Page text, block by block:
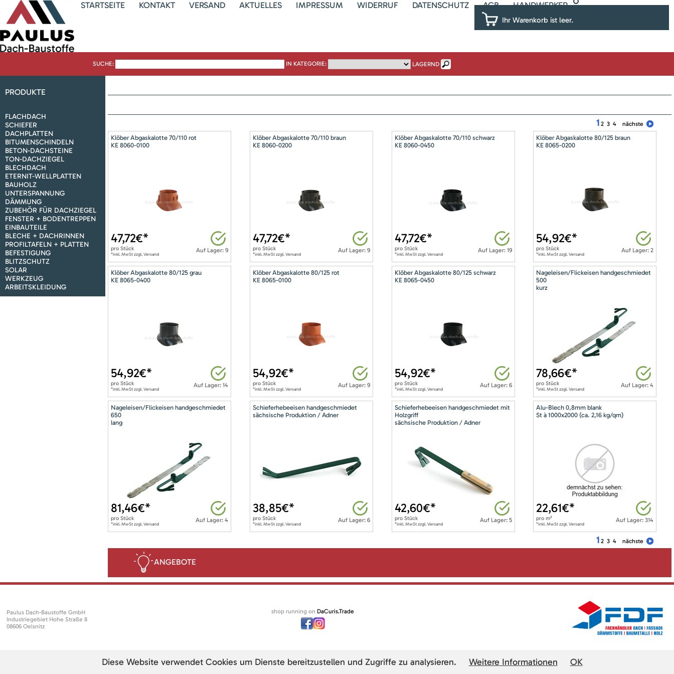
STARTSEITE KONTAKT VERSAND AKTUELLES IMPRESSUM WIDERRUF DATENSCHUTZ AGB HANDWERKER
Ihr Warenkorb ist leer.
SUCHE: IN KATEGORIE: LAGERND
PRODUKTE
FLACHDACH
SCHIEFER
DACHPLATTEN
BITUMENSCHINDELN
BETON-DACHSTEINE
TON-DACHZIEGEL
BLECHDACH
ETERNIT-WELLPLATTEN
BAUHOLZ
UNTERSPANNUNG
DÄMMUNG
ZUBEHÖR FÜR DACHZIEGEL
FENSTER + BODENTREPPEN
EINBAUTEILE
BLECHE + DACHRINNEN
PROFILTAFELN + PLATTEN
BEFESTIGUNG
BLITZSCHUTZ
SOLAR
WERKZEUG
ARBEITSKLEIDUNG
1 2 3 4 nächste
Klöber Abgaskalotte 70/110 rot
KE 8060-0100
Auf Lager: 9
47,72€*
pro Stück
*inkl. MwSt zzgl. Versand
Klöber Abgaskalotte 70/110 braun
KE 8060-0200
Auf Lager: 9
47,72€*
pro Stück
*inkl. MwSt zzgl. Versand
Klöber Abgaskalotte 70/110 schwarz
KE 8060-0450
Auf Lager: 19
47,72€*
pro Stück
*inkl. MwSt zzgl. Versand
Klöber Abgaskalotte 80/125 braun
KE 8065-0200
Auf Lager: 2
54,92€*
proStück
*inkl. MwSt zzgl. Versand
Klöber Abgaskalotte 80/125 grau
KE 8065-0400
Auf Lager: 14
54,92€*
pro Stück
*inkl. MwSt zzgl. Versand
Klöber Abgaskalotte 80/125 rot
KE 8065-0100
Auf Lager: 9
54,92€*
pro Stück
*inkl. MwSt zzgl. Versand
Klöber Abgaskalotte 80/125 schwarz
KE 8065-0450
Auf Lager: 6
54,92€*
pro Stück
*inkl. MwSt zzgl. Versand
Nageleisen/Flickeisen handgeschmiedet
500
kurz
Auf Lager: 4
78,66€*
proStück
*inkl. MwSt zzgl. Versand
Nageleisen/Flickeisen handgeschmiedet
650
lang
Auf Lager: 4
81,46€*
pro Stück
*inkl. MwSt zzgl. Versand
Schieferhebeeisen handgeschmiedet
sächsische Produktion / Adner
Auf Lager: 6
38,85€*
pro Stück
*inkl. MwSt zzgl. Versand
Schieferhebeeisen handgeschmiedet mit
Holzgriff
sächsische Produktion / Adner
Auf Lager: 5
42,60€*
pro Stück
*inkl. MwSt zzgl. Versand
Alu-Blech 0,8mm blank
St à 1000x2000 (ca. 2,16 kg/qm)
Auf Lager: 314
22,61€*
prom²
*inkl. MwSt zzgl. Versand
1 2 3 4 nächste
ANGEBOTE
Paulus Dach-Baustoffe GmbH
Industriegebiet Hohe Straße 8
08606 Oelsnitz
shop running on DaCuris.Trade
Diese Website verwendet Cookies um Dienste bereitzustellen und Zugriffe zu analysieren. Weitere Informationen OK